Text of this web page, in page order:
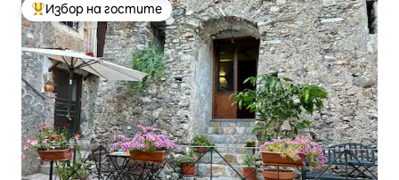
Най-популярен избор на гостите
Избор на гостите